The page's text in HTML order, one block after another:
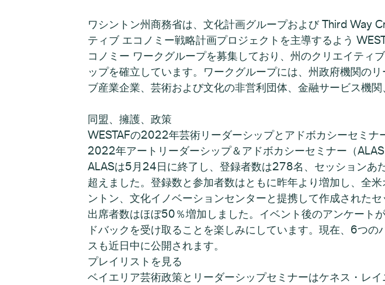
ワシントン州商務省は、文化計画グループおよび Third Way
ティブ エコノミー戦略計画プロジェクトを主導するよう
コノミー ワークグループを募集しており、州のクリエイティ
ップを確立しています。ワークグループには、州政府機関の
ブ産業企業、芸術および文化の非営利団体、金融サービス機
同盟、擁護、政策
WESTAFの2022年芸術リーダーシップとアドボカシーセミナ
2022年アートリーダーシップ＆アドボカシーセミナー（
ALASは5月24日に終了し、登録者数は278名、セッションあ
超えました。登録数と参加者数はともに昨年より増加し、全
ントン、文化イノベーションセンターと提携して作成された
出席者数はほぼ50％増加しました。イベント後のアンケート
ドバックを受け取ることを楽しみにしています。現在、6つ
スも近日中に公開されます。
プレイリストを見る
ベイエリア芸術政策とリーダーシップセミナーはケネス・レ